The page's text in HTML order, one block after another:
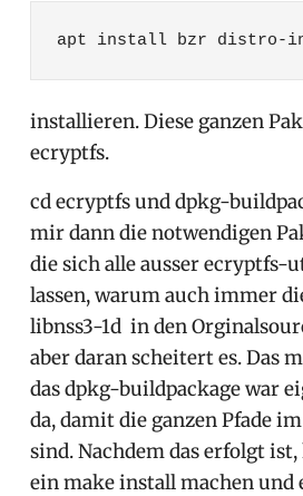
apt install bzr distro-
installieren. Diese ganzen
ecryptfs.
cd ecryptfs und dpkg-
mir dann die notwendigen
die sich alle ausser ecryptfs-
lassen, warum auch immer
libnss3-1d in den
aber daran scheitert es. Das
das dpkg-buildpackage war
da, damit die ganzen Pfade
sind. Nachdem das erfolgt
ein make install machen und